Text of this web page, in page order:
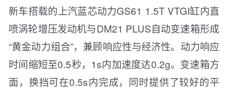
新车搭载的上汽蓝芯动力GS61 1.5T VTGI缸内直
喷涡轮增压发动机与DM21 PLUS自动变速箱形成
“黄金动力组合”，兼顾响应性与经济性。动力响应
时间缩短至0.5秒，1s内加速度达0.2g。变速箱方
面，换挡可在0.5s内完成，同时提供了较好的平